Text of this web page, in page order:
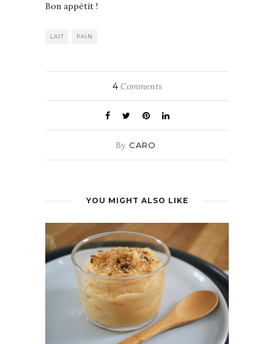
Bon appétit !
LAIT PAIN
4Comments
By CARO
YOU MIGHT ALSO LIKE